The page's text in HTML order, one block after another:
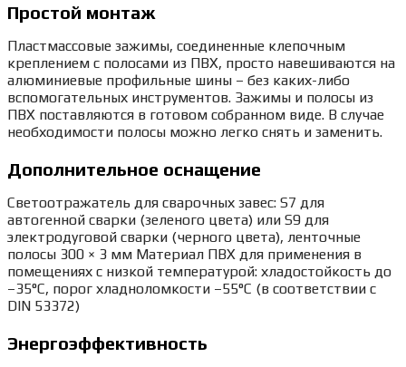
Простой монтаж
Пластмассовые зажимы, соединенные клепочным
креплением с полосами из ПВХ, просто навешиваются на
алюминиевые профильные шины – без каких-либо
вспомогательных инструментов. Зажимы и полосы из
ПВХ поставляются в готовом собранном виде. В случае
необходимости полосы можно легко снять и заменить.
Дополнительное оснащение
Светоотражатель для сварочных завес: S7 для
автогенной сварки (зеленого цвета) или S9 для
электродуговой сварки (черного цвета), ленточные
полосы 300 × 3 мм Материал ПВХ для применения в
помещениях с низкой температурой: хладостойкость до
–35°C, порог хладноломкости –55°C (в соответствии с
DIN 53372)
Энергоэффективность